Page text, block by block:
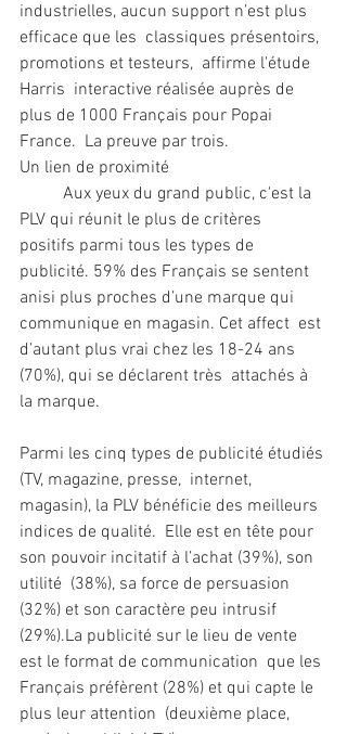
industrielles, aucun support n’est plus
efficace que les  classiques présentoirs,
promotions et testeurs,  affirme l'étude
Harris  interactive réalisée auprès de
plus de 1000 Français pour Popai
France.  La preuve par trois.
Un lien de proximité
PLV qui réunit le plus de critères
positifs parmi tous les types de
publicité. 59% des Français se sentent
anisi plus proches d’une marque qui
communique en magasin. Cet affect  est
d’autant plus vrai chez les 18-24 ans
(70%), qui se déclarent très  attachés à
la marque.
Parmi les cinq types de publicité étudiés
(TV, magazine, presse,  internet,
magasin), la PLV bénéficie des meilleurs
indices de qualité.  Elle est en tête pour
son pouvoir incitatif à l’achat (39%), son
utilité  (38%), sa force de persuasion
(32%) et son caractère peu intrusif
(29%).La publicité sur le lieu de vente
est le format de communication  que les
Français préfèrent (28%) et qui capte le
plus leur attention  (deuxième place,